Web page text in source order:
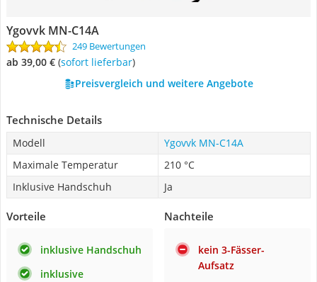
Ygovvk MN-C14A
249 Bewertungen
ab 39,00 € ( Sofort lieferbar)
Preisvergleich und weitere Angebote
Technische Details
Modell
Ygovvk MN-C14A
Maximale Temperatur
210 °C
Inklusive Handschuh
Ja
Vorteile
inklusive Handschuh
inklusive
Nachteile
kein 3-Fässer-
Aufsatz